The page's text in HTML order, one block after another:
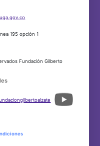
195 opción 1
Fundación Gilberto